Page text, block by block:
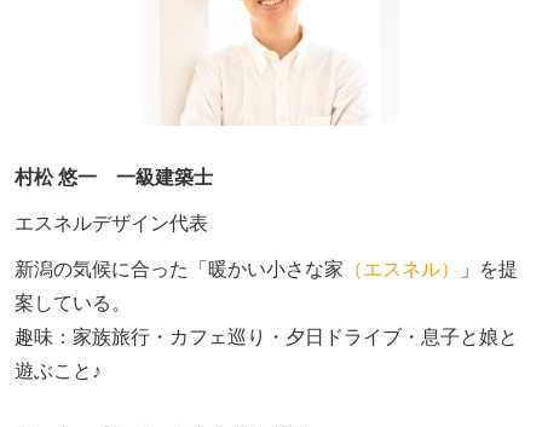
村松 悠一 一級建築士
エスネルデザイン代表
新潟の気候に合った「暖かい小さな家 （エスネル）
」を提
案している。
趣味：家族旅行・カフェ巡り・夕日ドライブ・息子と娘と
遊ぶこと♪